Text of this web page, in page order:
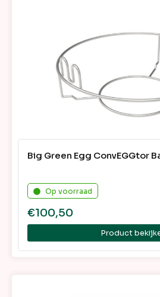
Big Green Egg ConvEGGtor
Op voorraad
€100,50
Product